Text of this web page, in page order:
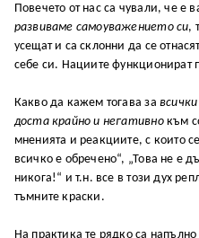
Повечето от нас са чували, че е
развиваме самоуважението си,
усещат и са склонни да се
себе си. Нациите функционират
Какво да кажем тогава за
доста крайно и негативнокъм
мненията и реакциите, с които
всичко е обречено“, „Това не е
никога!“ и т.н. все в този дух
тъмните краски.
На практика те рядко са